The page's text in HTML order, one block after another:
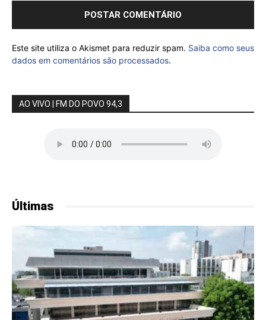
Este site utiliza o Akismet para reduzir spam. Saiba como seus
dados em comentários são processados.
AO VIVO | FM DO POVO 94,3
Últimas